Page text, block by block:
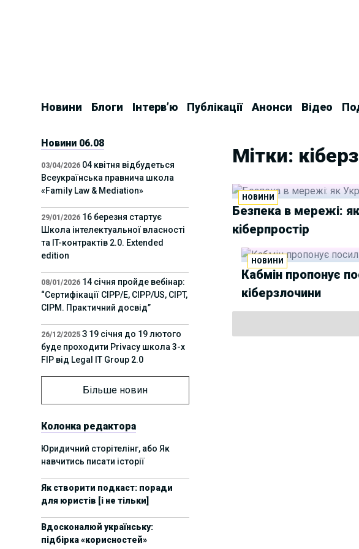
Новини Блоги Інтерв’ю Публікації Анонси Відео
Мітки:
НОВИНИ
Безпека в мережі:
кіберпростір
НОВИНИ
Кабмін пропонує
кіберзлочини
Новини 06.08
03/04/2026 04 квітня відбудеться
Всеукраїнська правнича школа
«Family Law & Mediation»
29/01/2026 16 березня стартує
Школа інтелектуальної власності
та IT-контрактів 2.0. Extended
edition
08/01/2026 14 січня пройде вебінар:
“Сертифікації СІРР/Е, CIPP/US, CIPT,
CIPM. Практичний досвід”
26/12/2025 З 19 січня до 19 лютого
буде проходити Privacy школа 3-х
FIP від Legal IT Group 2.0
12 грудня пройде
приватність у 2026. Очікувані
Вчора 11 листопада пройде
вебінар “AI-агенти: прайвесі, IP
та комплаєнс ризики”
31/10/20258 листопада пройде
Форум молодих юристів України
2025
Більше новин
Колонка редактора
Юридичний сторітелінг, або Як
навчитись писати історії
Як створити подкаст: поради
для юристів [і не тільки]
Вдосконалюй українську:
підбірка «корисностей»